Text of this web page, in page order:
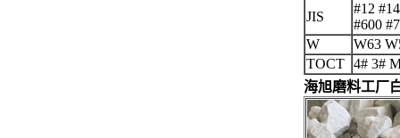
JIS
#12
#600
W
W63
TOCT 4# 3#
海旭磨料工厂